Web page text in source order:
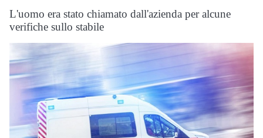
L'uomo era stato chiamato dall'azienda per alcune
verifiche sullo stabile